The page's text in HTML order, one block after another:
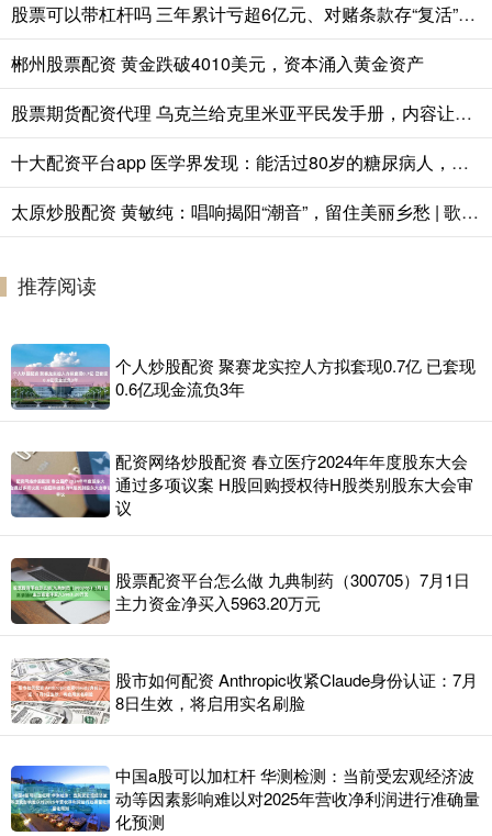
股票可以带杠杆吗 三年累计亏超6亿元、对赌条款存“复活”机制，艺妙生物IPO成色几何
郴州股票配资 黄金跌破4010美元，资本涌入黄金资产
股票期货配资代理 乌克兰给克里米亚平民发手册，内容让人后背发凉！
十大配资平台app 医学界发现：能活过80岁的糖尿病人，身上大都有这5个特征
太原炒股配资 黄敏纯：唱响揭阳“潮音”，留住美丽乡愁 | 歌手故事②
推荐阅读
个人炒股配资 聚赛龙实控人方拟套现0.7亿 已套现
0.6亿现金流负3年
配资网络炒股配资 春立医疗2024年年度股东大会
通过多项议案 H股回购授权待H股类别股东大会审
议
股票配资平台怎么做 九典制药（300705）7月1日
主力资金净买入5963.20万元
股市如何配资 Anthropic收紧Claude身份认证：7月
8日生效，将启用实名刷脸
中国a股可以加杠杆 华测检测：当前受宏观经济波
动等因素影响难以对2025年营收净利润进行准确量
化预测